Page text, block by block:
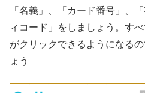
「名義」、「カード番号」、
ィコード」をしましょう。す
がクリックできるようになる
ょう